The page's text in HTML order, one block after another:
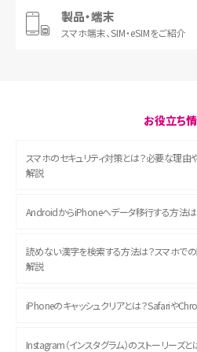
製品・端末
スマホ端末、SIM・eSIMをご紹介
お役立ち
スマホのセキュリティ対策とは？必要な理
解説
AndroidからiPhoneへデータ移行する方法は
読めない漢字を検索する方法は？スマホで
解説
iPhoneのキャッシュクリアとは？Safariや
Instagram（インスタグラム）のストーリーズ